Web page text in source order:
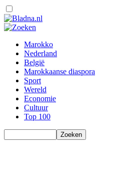
Marokko
Nederland
België
Marokkaanse diaspora
Sport
Wereld
Economie
Cultuur
Top 100